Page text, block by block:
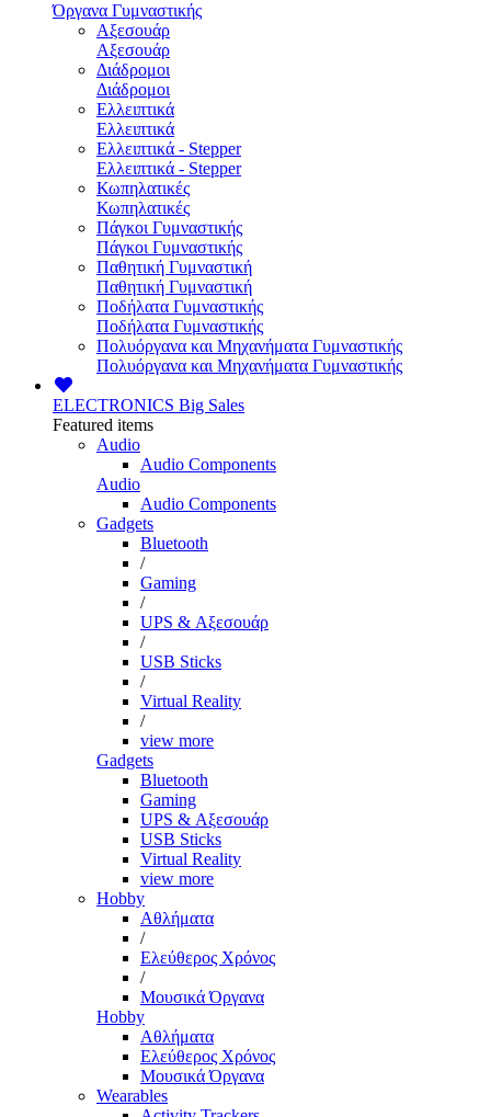
Όργανα Γυμναστικής
Αξεσουάρ
Αξεσουάρ
Διάδρομοι
Διάδρομοι
Ελλειπτικά
Ελλειπτικά
Ελλειπτικά - Stepper
Ελλειπτικά - Stepper
Κωπηλατικές
Κωπηλατικές
Πάγκοι Γυμναστικής
Πάγκοι Γυμναστικής
Παθητική Γυμναστική
Παθητική Γυμναστική
Ποδήλατα Γυμναστικής
Ποδήλατα Γυμναστικής
Πολυόργανα και Μηχανήματα Γυμναστικής
Πολυόργανα και Μηχανήματα Γυμναστικής
ELECTRONICS Big Sales
Featured items
Audio
Audio Components
Audio
Audio Components
Gadgets
Bluetooth
/
Gaming
/
UPS & Αξεσουάρ
/
USB Sticks
/
Virtual Reality
/
view more
Gadgets
Bluetooth
Gaming
UPS & Αξεσουάρ
USB Sticks
Virtual Reality
view more
Hobby
Αθλήματα
/
Ελεύθερος Χρόνος
/
Μουσικά Όργανα
Hobby
Αθλήματα
Ελεύθερος Χρόνος
Μουσικά Όργανα
Wearables